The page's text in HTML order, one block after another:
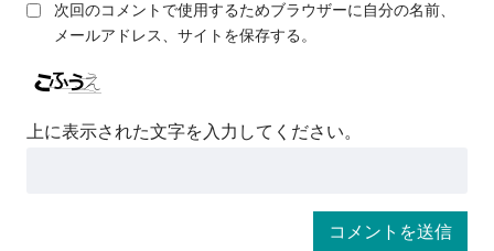
次回のコメントで使用するためブラウザーに自分の名前、
メールアドレス、サイトを保存する。
上に表示された文字を入力してください。